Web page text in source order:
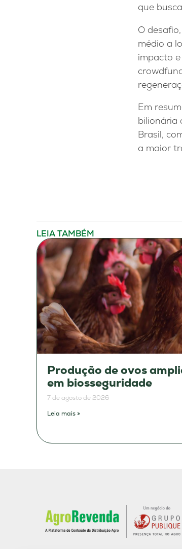
que
O
médio a
impacto
Em
bilionária
Brasil,
a maior
LEIA TAMBÉM
Produção de ovos
em biosseguridade
7 de agosto de 2026
Leia mais »